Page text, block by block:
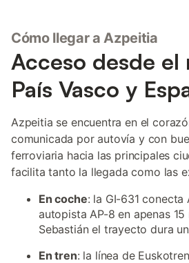
Cómo llegar a Azpeitia
Acceso desde el
País Vasco y
Azpeitia se encuentra en el
comunicada por autovía y con
ferroviaria hacia las principales
facilita tanto la llegada como las
En coche: la GI-631
autopista AP-8 en apenas
Sebastián el trayecto dura
En tren: la línea de